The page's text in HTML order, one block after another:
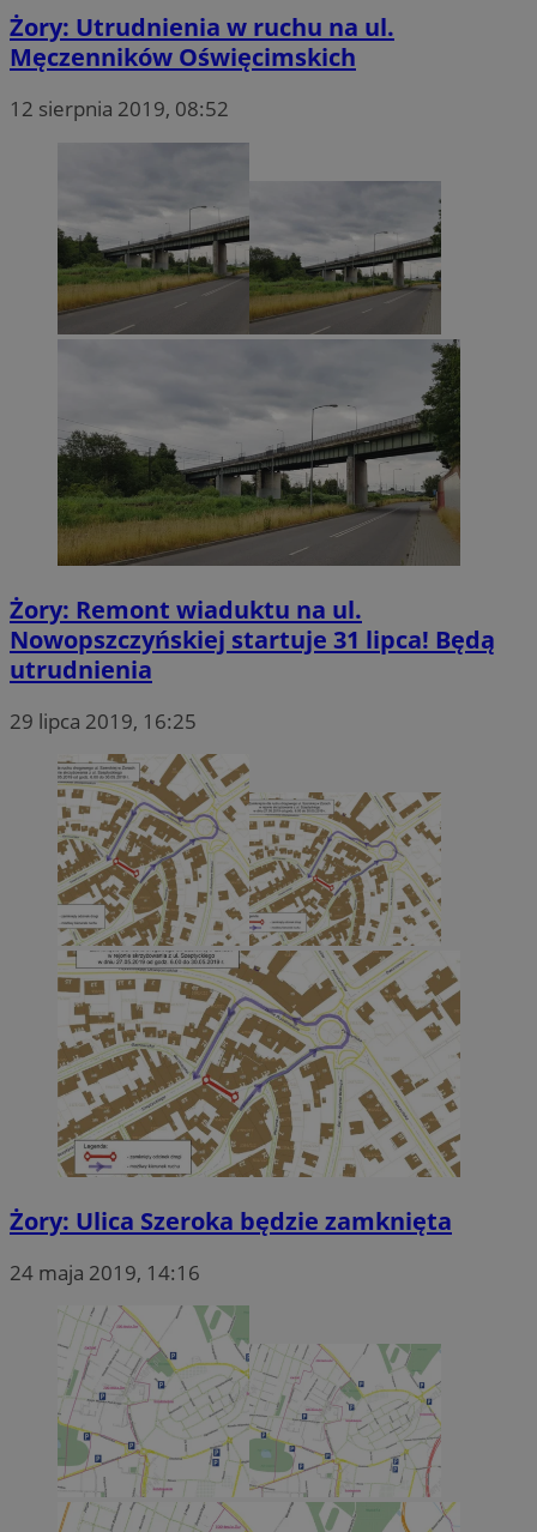
Żory: Utrudnienia w ruchu na ul.
Męczenników Oświęcimskich
12 sierpnia 2019, 08:52
Żory: Remont wiaduktu na ul.
Nowopszczyńskiej startuje 31 lipca! Będą
utrudnienia
29 lipca 2019, 16:25
Żory: Ulica Szeroka będzie zamknięta
24 maja 2019, 14:16